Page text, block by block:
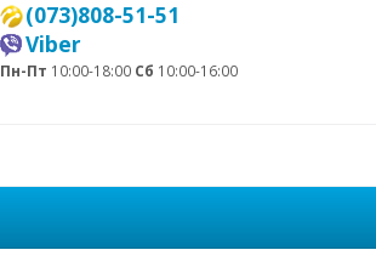
(073)808-51-51
Viber
Пн-Пт 10:00-18:00 Сб 10:00-16:00